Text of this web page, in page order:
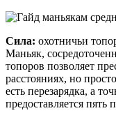
Сила: охотничьи
Маньяк,
топоров позволяет
расстояниях, но
есть перезарядка, а
предоставляется